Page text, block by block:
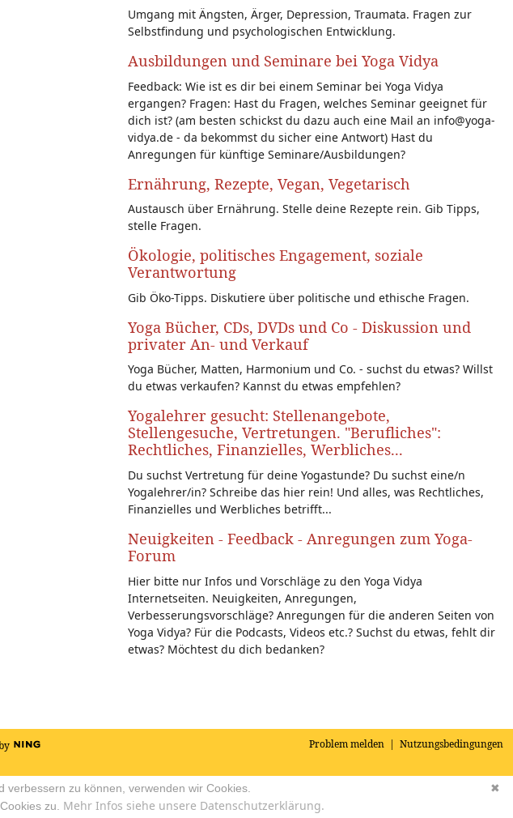
Umgang mit Ängsten, Ärger, Depression, Traumata. Fragen zur
Selbstfindung und psychologischen Entwicklung.
Ausbildungen und Seminare bei Yoga Vidya
Feedback: Wie ist es dir bei einem Seminar bei Yoga Vidya
ergangen? Fragen: Hast du Fragen, welches Seminar geeignet für
dich ist? (am besten schickst du dazu auch eine Mail an info@yoga-
vidya.de - da bekommst du sicher eine Antwort) Hast du
Anregungen für künftige Seminare/Ausbildungen?
Ernährung, Rezepte, Vegan, Vegetarisch
Austausch über Ernährung. Stelle deine Rezepte rein. Gib Tipps,
stelle Fragen.
Ökologie, politisches Engagement, soziale
Verantwortung
Gib Öko-Tipps. Diskutiere über politische und ethische Fragen.
Yoga Bücher, CDs, DVDs und Co - Diskussion und
privater An- und Verkauf
Yoga Bücher, Matten, Harmonium und Co. - suchst du etwas? Willst
du etwas verkaufen? Kannst du etwas empfehlen?
Yogalehrer gesucht: Stellenangebote,
Stellengesuche, Vertretungen. "Berufliches":
Rechtliches, Finanzielles, Werbliches...
Du suchst Vertretung für deine Yogastunde? Du suchst eine/n
Yogalehrer/in? Schreibe das hier rein! Und alles, was Rechtliches,
Finanzielles und Werbliches betrifft...
Neuigkeiten - Feedback - Anregungen zum Yoga-
Forum
Hier bitte nur Infos und Vorschläge zu den Yoga Vidya
Internetseiten. Neuigkeiten, Anregungen,
Verbesserungsvorschläge? Anregungen für die anderen Seiten von
Yoga Vidya? Für die Podcasts, Videos etc.? Suchst du etwas, fehlt dir
etwas? Möchtest du dich bedanken?
Problem melden | Nutzungsbedingungen
✖
zu können, verwenden wir Cookies.
zu. Mehr Infos siehe unsere Datenschutzerklärung.